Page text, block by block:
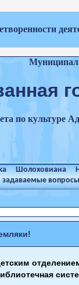
по культуре
Шолоховиана
задаваемые вопросы